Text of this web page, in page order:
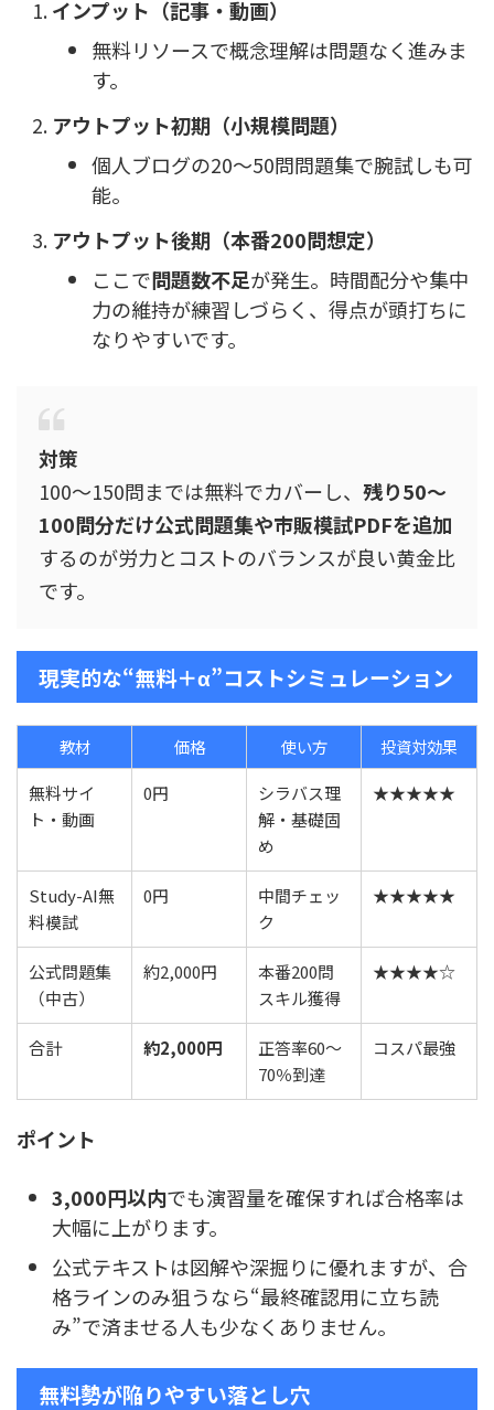
インプット（記事・動画）
無料リソースで概念理解は問題なく進みま
す。
アウトプット初期（小規模問題）
個人ブログの20〜50問問題集で腕試しも可
能。
アウトプット後期（本番200問想定）
ここで問題数不足が発生。時間配分や集中
力の維持が練習しづらく、得点が頭打ちに
なりやすいです。
対策
100〜150問までは無料でカバーし、 残り50〜
100問分だけ公式問題集や市販模試PDFを追加
するのが労力とコストのバランスが良い黄金比
です。
現実的な“無料＋α”コストシミュレーション
教材 価格 使い方
投資対効果
無料サイ
ト・動画
0円
シラバス理
解・基礎固
め
★★★★★
Study-AI無
料模試
0円
中間チェッ
ク
★★★★★
公式問題集
（中古）
約2,000円
本番200問
スキル獲得
★★★★☆
合計 約2,000円
正答率60〜
70％到達
コスパ最強
ポイント
3,000円以内でも演習量を確保すれば合格率は
大幅に上がります。
公式テキストは図解や深掘りに優れますが、合
格ラインのみ狙うなら“最終確認用に立ち読
み”で済ませる人も少なくありません。
無料勢が陥りやすい落とし穴